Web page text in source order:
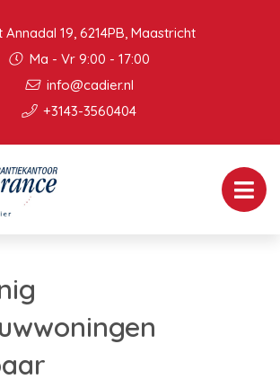
Annadal 19, 6214PB, Maastricht
Ma - Vr 9:00 - 17:00
info@cadier.nl
+3143-3560404